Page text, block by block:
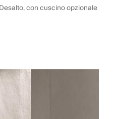
con cuscino opzionale